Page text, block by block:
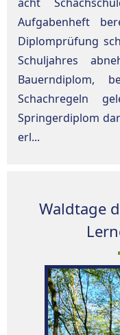
Aufgabenheft
Diplomprüfung
Schuljahres
Bauerndiplom,
Schachregeln
Springerdiplom
erl...
Waldtage